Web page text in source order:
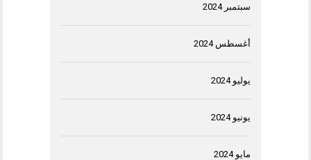
سبتمبر 2024
أغسطس 2024
يوليو 2024
يونيو 2024
مايو 2024